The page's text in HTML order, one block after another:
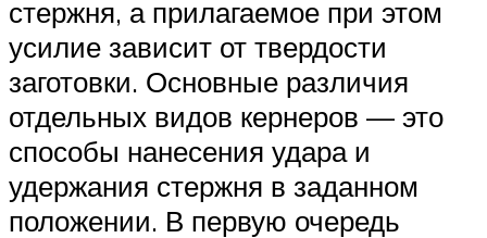
стержня, а прилагаемое при этом
усилие зависит от твердости
заготовки. Основные различия
отдельных видов кернеров — это
способы нанесения удара и
удержания стержня в заданном
положении. В первую очередь